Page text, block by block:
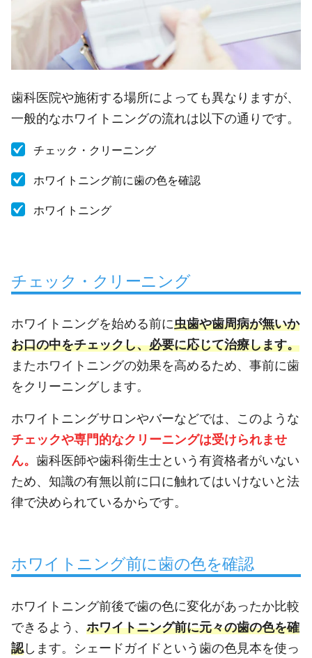
歯科医院や施術する場所によっても異なりますが、
一般的なホワイトニングの流れは以下の通りです。
チェック・クリーニング
ホワイトニング前に歯の色を確認
ホワイトニング
チェック・クリーニング
ホワイトニングを始める前に虫歯や歯周病が無いか
お口の中をチェックし、必要に応じて治療します。
またホワイトニングの効果を高めるため、事前に歯
をクリーニングします。
ホワイトニングサロンやバーなどでは、このような
チェックや専門的なクリーニングは受けられませ
ん。 歯科医師や歯科衛生士という有資格者がいない
ため、知識の有無以前に口に触れてはいけないと法
律で決められているからです。
ホワイトニング前に歯の色を確認
ホワイトニング前後で歯の色に変化があったか比較
できるよう、 ホワイトニング前に元々の歯の色を確
認します。シェードガイドという歯の色見本を使っ